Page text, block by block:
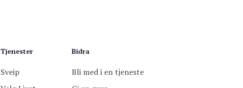
Tjenester
Sveip
Bidra
Bli med i en tjeneste